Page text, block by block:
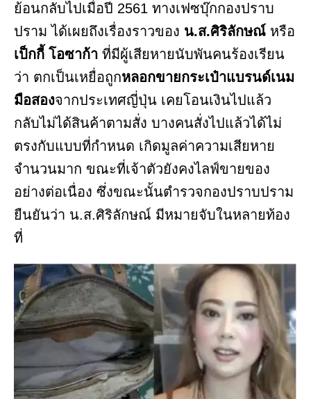
ย้อนกลับไปเมื่อปี 2561 ทางเฟซบุ๊กกองปราบ
ปราม ได้เผยถึงเรื่องราวของ น.ส.ศิริลักษณ์ หรือ
เป็กกี้ โอซาก้า ที่มีผู้เสียหายนับพันคนร้องเรียน
ว่า ตกเป็นเหยื่อถูกหลอกขายกระเป๋าแบรนด์เนม
มือสองจากประเทศญี่ปุ่น เคยโอนเงินไปแล้ว
กลับไม่ได้สินค้าตามสั่ง บางคนสั่งไปแล้วได้ไม่
ตรงกับแบบที่กำหนด เกิดมูลค่าความเสียหาย
จำนวนมาก ขณะที่เจ้าตัวยังคงไลฟ์ขายของ
อย่างต่อเนื่อง ซึ่งขณะนั้นตำรวจกองปราบปราม
ยืนยันว่า น.ส.ศิริลักษณ์ มีหมายจับในหลายท้อง
ที่